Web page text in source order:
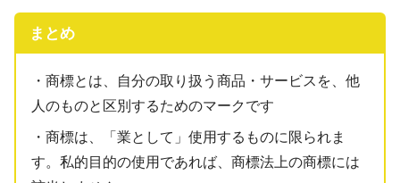
まとめ
・商標とは、自分の取り扱う商品・サービスを、他
人のものと区別するためのマークです
・商標は、「業として」使用するものに限られま
す。私的目的の使用であれば、商標法上の商標には